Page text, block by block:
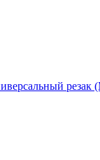
резак